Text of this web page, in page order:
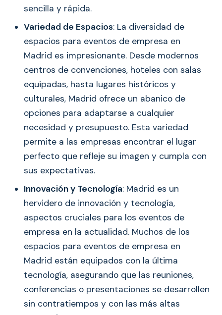
sencilla y rápida.
Variedad de Espacios: La diversidad de
espacios para eventos de empresa en
Madrid es impresionante. Desde modernos
centros de convenciones, hoteles con salas
equipadas, hasta lugares históricos y
culturales, Madrid ofrece un abanico de
opciones para adaptarse a cualquier
necesidad y presupuesto. Esta variedad
permite a las empresas encontrar el lugar
perfecto que refleje su imagen y cumpla con
sus expectativas.
Innovación y Tecnología: Madrid es un
hervidero de innovación y tecnología,
aspectos cruciales para los eventos de
empresa en la actualidad. Muchos de los
espacios para eventos de empresa en
Madrid están equipados con la última
tecnología, asegurando que las reuniones,
conferencias o presentaciones se desarrollen
sin contratiempos y con las más altas